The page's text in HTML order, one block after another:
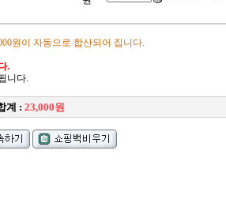
원이 자동으로 합산되어 집니다.
.
니다.
계 : 23,000원